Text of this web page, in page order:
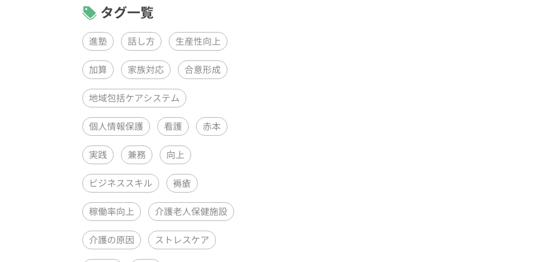
ンサルティング（月1回）
ケアラーズ・クラブQAセッション
（月1回）
タグ一覧
進塾 話し方 生産性向上
加算 家族対応 合意形成
地域包括ケアシステム
個人情報保護 看護 赤本
実践 兼務 向上
ビジネススキル 褥瘡
稼働率向上 介護老人保健施設
介護の原因 ストレスケア